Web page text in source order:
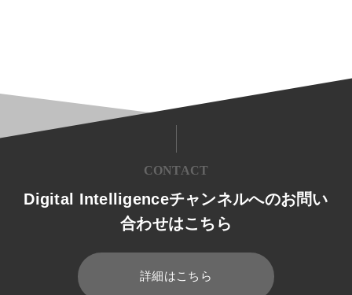
CONTACT
Digital Intelligenceチャンネルへのお問い
合わせはこちら
詳細はこちら